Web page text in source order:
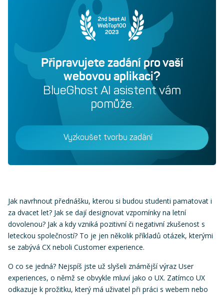
Připravujete zadání pro vaší
webovou aplikaci?
BlueGhost AI asistent vám
pomůže.
Vyzkoušet tvorbu zadání
Jak navrhnout přednášku, kterou si budou studenti pamatovat i
za dvacet let? Jak se dají designovat vzpomínky na letní
dovolenou? Jak a kdy vzniká pozitivní či negativní zkušenost s
leteckou společností? To je jen několik příkladů otázek, kterými
se zabývá CX neboli Customer experience.
O co se jedná? Nejspíš jste už slyšeli známější výraz User
experiences, o němž se obvykle mluví jako o UX. Zatímco UX
odkazuje k prožitku, který má uživatel při práci s webem nebo